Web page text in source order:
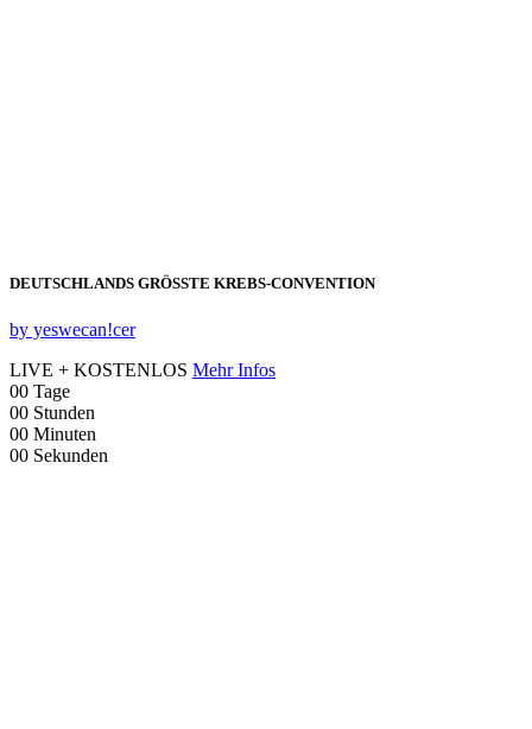
DEUTSCHLANDS GRÖSSTE KREBS‑CONVENTION
by yeswecan!cer
LIVE + KOSTENLOS Mehr Infos
00 Tage
00 Stunden
00 Minuten
00 Sekunden